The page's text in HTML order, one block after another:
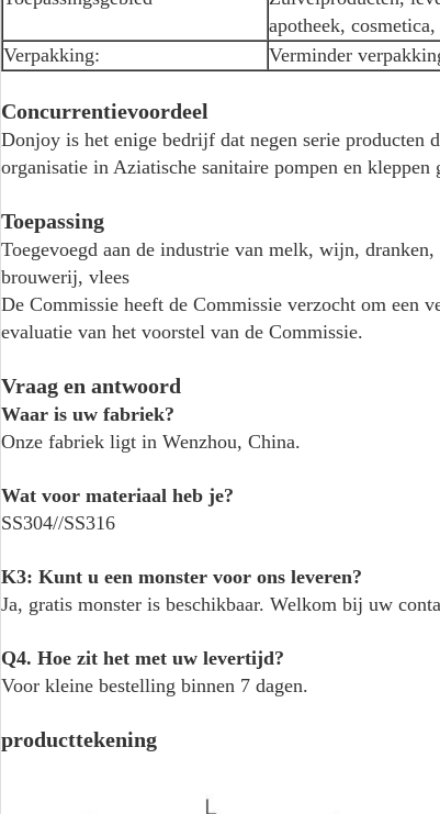
apotheek, cosmetica,
Verpakking:
Verminder
Concurrentievoordeel
Donjoy is het enige bedrijf dat negen serie producten
organisatie in Aziatische sanitaire pompen en kleppen
Toepassing
Toegevoegd aan de industrie van melk, wijn,
brouwerij, vlees
De Commissie heeft de Commissie verzocht om een
evaluatie van het voorstel van de Commissie.
Vraag en antwoord
Waar is uw fabriek?
Onze fabriek ligt in Wenzhou, China.
Wat voor materiaal heb je?
SS304//SS316
K3: Kunt u een monster voor ons leveren?
Ja, gratis monster is beschikbaar. Welkom bij uw
Q4. Hoe zit het met uw levertijd?
Voor kleine bestelling binnen 7 dagen.
producttekening